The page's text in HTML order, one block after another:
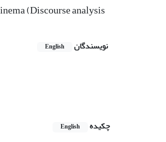
(Discourse analysis
نویسندگان English
چکیده
English